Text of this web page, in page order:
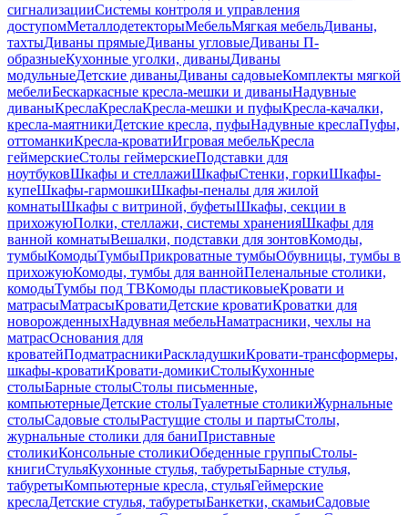
сигнализацииСистемы контроля и управления
доступомМеталлодетекторыМебельМягкая мебельДиваны,
тахтыДиваны прямыеДиваны угловыеДиваны П-
образныеКухонные уголки, диваныДиваны
модульныеДетские диваныДиваны садовыеКомплекты мягкой
мебелиБескаркасные кресла-мешки и диваныНадувные
диваныКреслаКреслаКресла-мешки и пуфыКресла-качалки,
кресла-маятникиДетские кресла, пуфыНадувные креслаПуфы,
оттоманкиКресла-кроватиИгровая мебельКресла
геймерскиеСтолы геймерскиеПодставки для
ноутбуковШкафы и стеллажиШкафыСтенки, горкиШкафы-
купеШкафы-гармошкиШкафы-пеналы для жилой
комнатыШкафы с витриной, буфетыШкафы, секции в
прихожуюПолки, стеллажи, системы храненияШкафы для
ванной комнатыВешалки, подставки для зонтовКомоды,
тумбыКомодыТумбыПрикроватные тумбыОбувницы, тумбы в
прихожуюКомоды, тумбы для ваннойПеленальные столики,
комодыТумбы под ТВКомоды пластиковыеКровати и
матрасыМатрасыКроватиДетские кроватиКроватки для
новорожденныхНадувная мебельНаматрасники, чехлы на
матрасОснования для
кроватейПодматрасникиРаскладушкиКровати-трансформеры,
шкафы-кроватиКровати-домикиСтолыКухонные
столыБарные столыСтолы письменные,
компьютерныеДетские столыТуалетные столикиЖурнальные
столыСадовые столыРастущие столы и партыСтолы,
журнальные столики для баниПриставные
столикиКонсольные столикиОбеденные группыСтолы-
книгиСтульяКухонные стулья, табуретыБарные стулья,
табуретыКомпьютерные кресла, стульяГеймерские
креслаДетские стулья, табуретыБанкетки, скамьиСадовые